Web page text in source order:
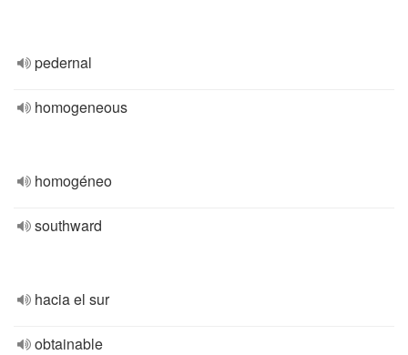
pedernal
homogeneous
homogéneo
southward
hacia el sur
obtainable